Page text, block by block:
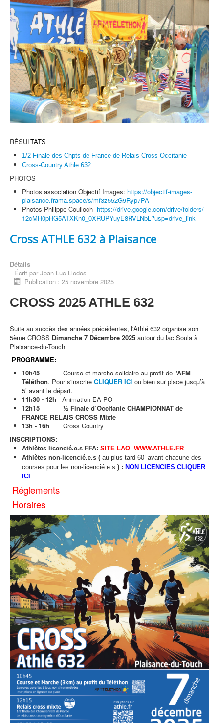
RÉSULTATS
1/2 Finale des Chpts de France de Relais Cross Occitanie
Cross-Country Athle 632
PHOTOS
Photos association Objectif Images: https://objectif-images-
plaisance.frama.space/s/mf3z552G9Ryp7PA
Photos Philippe Coulloch https://drive.google.com/drive/folders/
12cMH0pHG5ATXKn0_ 0XRUPYuyE8RVLNbL?usp=drive_ link
Cross ATHLE 632 à Plaisance
Détails
Écrit par Jean-Luc Lledos
Publication : 25 novembre 2025
CROSS 2025 ATHLE 632
Suite au succès des années précédentes, l'Athlé 632 organise son
5ème CROSS Dimanche 7 Décembre 2025 autour du lac Soula à
Plaisance-du-Touch.
PROGRAMME:
10h45 Course et marche solidaire au profit de l'AFM
Téléthon. Pour s'inscrire CLIQUER ICI ou bien sur place jusqu’à
5’ avant le départ.
11h30 - 12h Animation EA-PO
12h15
½ Finale d’Occitanie CHAMPIONNAT de
FRANCE RELAIS CROSS Mixte
13h - 16h Cross Country
INSCRIPTIONS:
Athlètes licencié.e.s FFA: SITE LAO WWW.ATHLE.FR
Athlètes non-licencié.e.s ( au plus tard 60’ avant chacune des
courses pour les non-licencié. e.s ) : NON LICENCIES CLIQUER
ICI
Réglements
Horaires